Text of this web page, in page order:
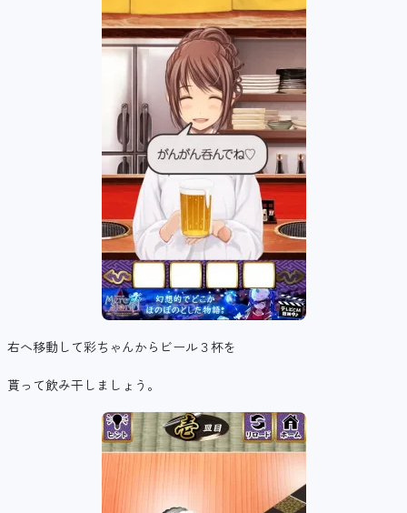
右へ移動して彩ちゃんからビール３杯を
貰って飲み干しましょう。